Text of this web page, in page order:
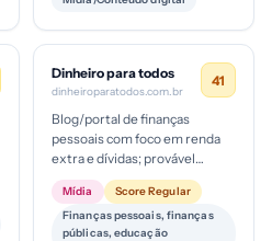
Dinheiro para todos
dinheiroparatodos.com.br
41
Blog/portal de finanças
pessoais com foco em renda
extra e dívidas; provável
modelo de conteúdo orgânico
com monetização via anúncios
ou ...
Mídia
Score Regular
Finanças pessoais, finanças
públicas, educação